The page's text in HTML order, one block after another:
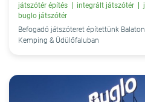
játszótér építés integrált játszótér
buglo játszótér
Befogadó játszóteret építettünk
Kemping & Üdülőfaluban